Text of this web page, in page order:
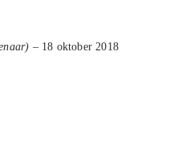
– 18 oktober 2018